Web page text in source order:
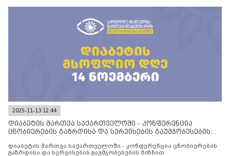
2025-11-13 12:44
დიაბეტის მართვა საქართველოში - კონფერენცია
ცნობიერების გაზრდისა და სერვისების გაუმჯობესების
დიაბეტის მართვა საქართველოში - კონფერენცია ცნობიერების
გაზრდისა და სერვისების გაუმჯობესების მიზნით